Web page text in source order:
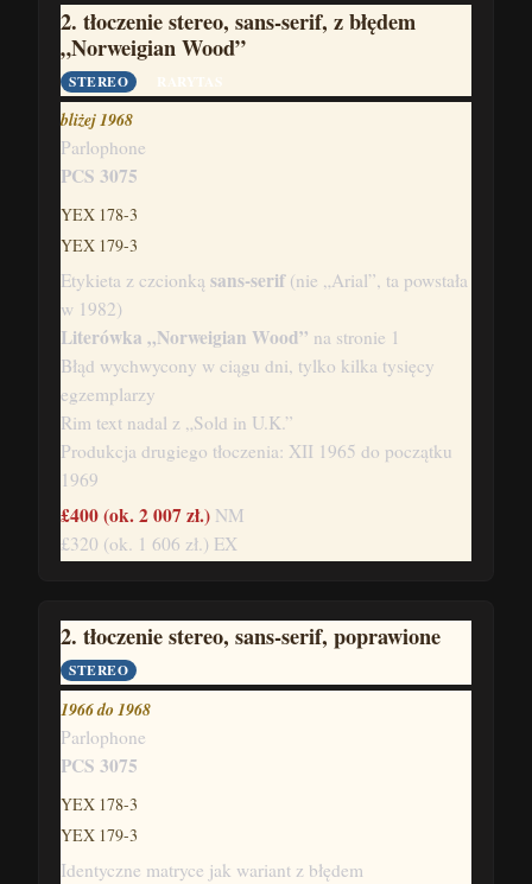
2. tłoczenie stereo, sans-serif, z błędem
„Norweigian Wood”
STEREO RARYTAS
bliżej 1968
Parlophone
PCS 3075
YEX 178-3
YEX 179-3
Etykieta z czcionkąsans-serif(nie „Arial”, ta powstała
w 1982)
Literówka „Norweigian Wood” na stronie 1
Błąd wychwycony w ciągu dni, tylko kilka tysięcy
egzemplarzy
Rim text nadal z „Sold in U.K.”
Produkcja drugiego tłoczenia: XII 1965 do początku
1969
£400(ok. 2 007 zł.) NM
£320 (ok. 1 606 zł.) EX
2. tłoczenie stereo, sans-serif, poprawione
STEREO
1966 do 1968
Parlophone
PCS 3075
YEX 178-3
YEX 179-3
Identyczne matryce jak wariant z błędem